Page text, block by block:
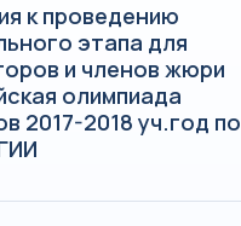
к проведению
этапа для
и членов жюри
олимпиада
2017-2018 уч.год по